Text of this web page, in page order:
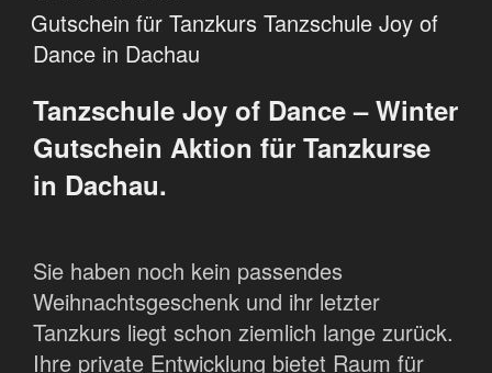
AM
Gutschein für Tanzkurs Tanzschule Joy of
Dance in Dachau
Tanzschule Joy of Dance – Winter
Gutschein Aktion für Tanzkurse
in Dachau.
Sie haben noch kein passendes
Weihnachtsgeschenk und ihr letzter
Tanzkurs liegt schon ziemlich lange zurück.
Ihre private Entwicklung bietet Raum für